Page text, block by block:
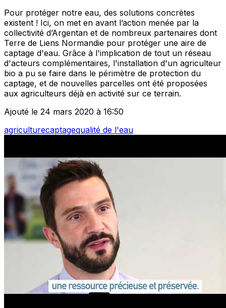
Pour protéger notre eau, des solutions concrètes
existent ! Ici, on met en avant l’action menée par la
collectivité d’Argentan et de nombreux partenaires dont
Terre de Liens Normandie pour protéger une aire de
captage d'eau. Grâce à l'implication de tout un réseau
d'acteurs complémentaires, l'installation d'un agriculteur
bio a pu se faire dans le périmètre de protection du
captage, et de nouvelles parcelles ont été proposées
aux agriculteurs déjà en activité sur ce terrain.
Ajouté le 24 mars 2020 à 16:50
agriculturecaptagequalité de l'eau